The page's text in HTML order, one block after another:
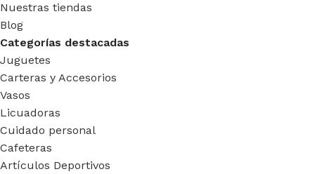
Nuestras tiendas
Blog
Categorías destacadas
Juguetes
Carteras y Accesorios
Vasos
Licuadoras
Cuidado personal
Cafeteras
Artículos Deportivos